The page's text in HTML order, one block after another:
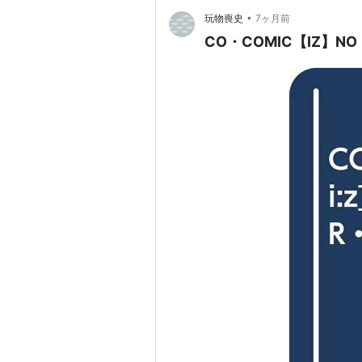
玩物喪史 • 7ヶ月前
CO・COMIC【IZ】NO